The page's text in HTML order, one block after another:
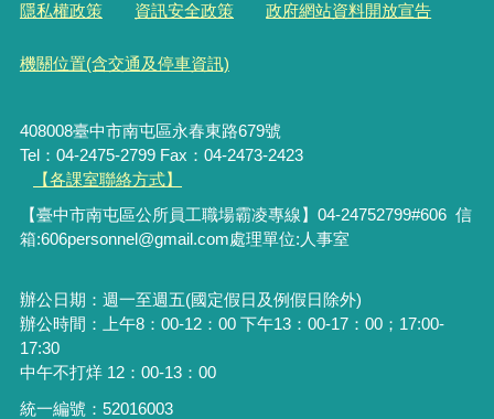
隱私權政策 資訊安全政策 政府網站資料開放宣告
機關位置(含交通及停車資訊)
408008臺中市南屯區永春東路679號
Tel：04-2475-2799 Fax：04-2473-2423
【各課室聯絡方式】
【臺中市南屯區公所員工職場霸凌專線】04-24752799#606 信
箱:606personnel@gmail.com處理單位:人事室
辦公日期：週一至週五(國定假日及例假日除外)
辦公時間：上午8：00-12：00 下午13：00-17：00；17:00-
17:30
中午不打烊 12：00-13：00
統一編號：52016003